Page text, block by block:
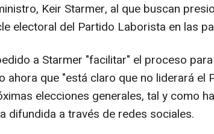
Keir Starmer, al que buscan
electoral del Partido Laborista en las
a Starmer "facilitar" el proceso
ahora que "está claro que no liderará el
elecciones generales, tal y como
difundida a través de redes sociales.